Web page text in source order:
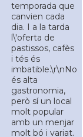
temporada que
canvien cada
dia. I a la tarda
l\'oferta de
pastissos, cafès
i tés és
imbatible.\r\nNo
és alta
gastronomia,
però sí un local
molt popular
amb un menjar
molt bó i variat.